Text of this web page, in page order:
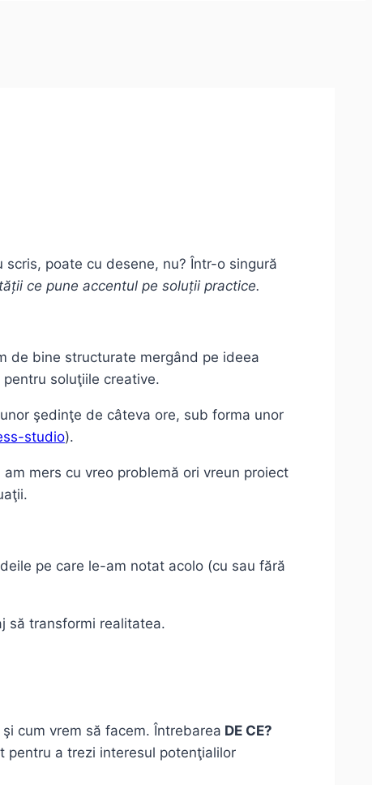
poate cu desene, nu? Într-o singură
ce pune accentul pe soluții practice.
de bine structurate mergând pe ideea
soluţiile creative.
şedinţe de câteva ore, sub forma unor
studio).
am mers cu vreo problemă ori vreun proiect
pe care le-am notat acolo (cu sau fără
să transformi realitatea.
cum vrem să facem. Întrebarea DE CE?
pentru a trezi interesul potenţialilor